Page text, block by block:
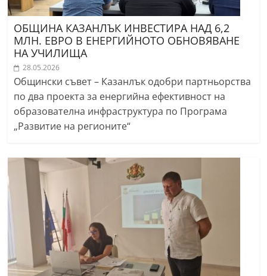
ОБЩИНА КАЗАНЛЪК ИНВЕСТИРА НАД 6,2
МЛН. ЕВРО В ЕНЕРГИЙНОТО ОБНОВЯВАНЕ
НА УЧИЛИЩА
28.05.2026
Общински съвет – Казанлък одобри партньорства
по два проекта за енергийна ефективност на
образователна инфраструктура по Програма
„Развитие на регионите“